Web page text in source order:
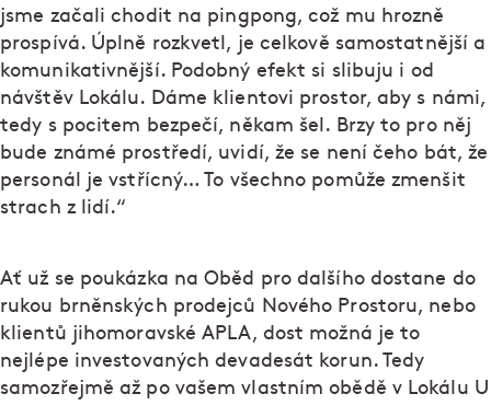
jsme začali chodit na pingpong, což mu hrozně
prospívá. Úplně rozkvetl, je celkově samostatnější a
komunikativnější. Podobný efekt si slibuju i od
návštěv Lokálu. Dáme klientovi prostor, aby s námi,
tedy s pocitem bezpečí, někam šel. Brzy to pro něj
bude známé prostředí, uvidí, že se není čeho bát, že
personál je vstřícný… To všechno pomůže zmenšit
strach z lidí.“
Ať už se poukázka na Oběd pro dalšího dostane do
rukou brněnských prodejců Nového Prostoru, nebo
klientů jihomoravské APLA, dost možná je to
nejlépe investovaných devadesát korun. Tedy
samozřejmě až po vašem vlastním obědě v Lokálu U